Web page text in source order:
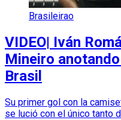
Brasileirao
VIDEO| Iván
Mineiro
Brasil
Su primer gol con la
se lució con el único tanto